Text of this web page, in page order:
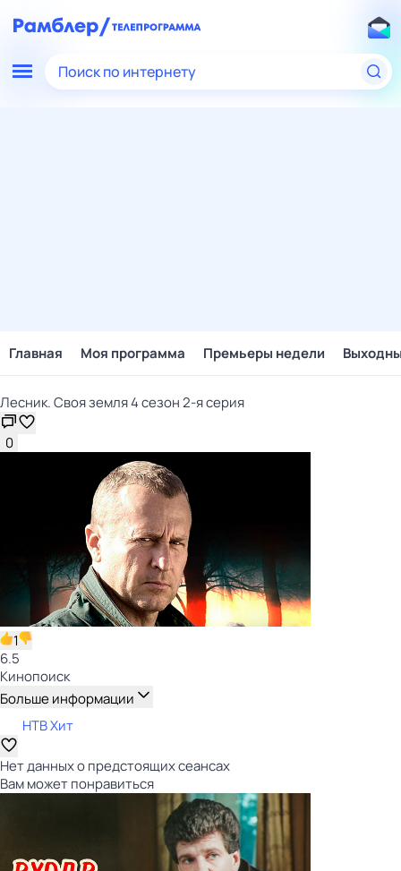
Поиск по интернету
Главная Моя программа Премьеры недели
Лесник. Своя земля 4 сезон 2-я серия
0
1
6.5
Кинопоиск
Больше информации
НТВ Хит
Нет данных о предстоящих сеансах
Вам может понравиться